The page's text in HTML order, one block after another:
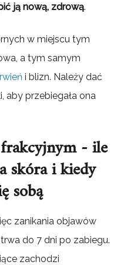
ją nową, zdrową.
w miejscu tym
a tym samym
i blizn. Należy dać
aby przebiegała ona
- ile
skóra i kiedy
sobą
zanikania objawów
do 7 dni po zabiegu.
zachodzi